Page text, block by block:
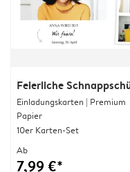
Feierliche
Einladungskarten | Premium
Papier
10er Karten-Set
Ab
7,99 €*